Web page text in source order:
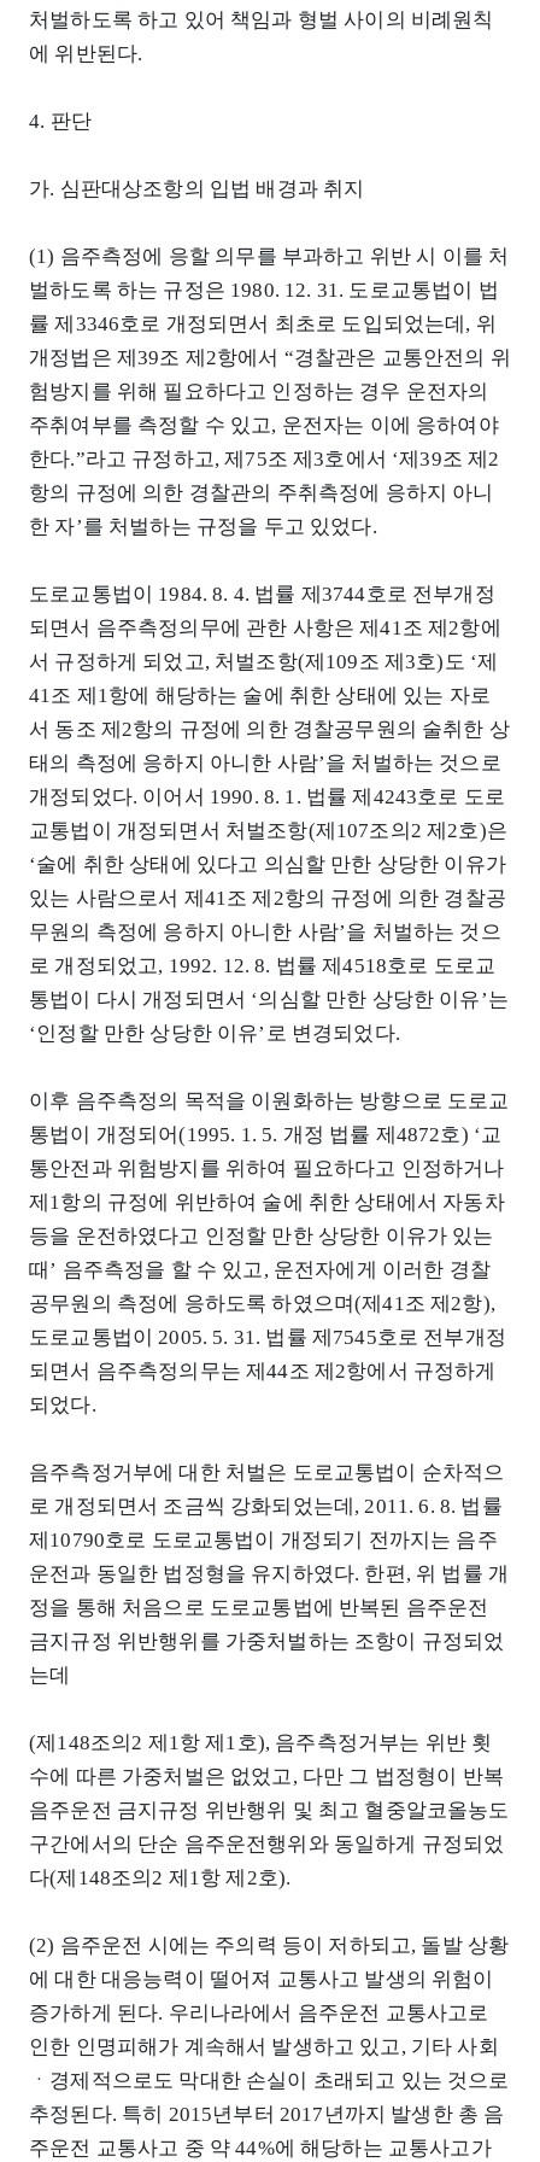
처벌하도록 하고 있어 책임과 형벌 사이의 비례원칙
에 위반된다.
4. 판단
가. 심판대상조항의 입법 배경과 취지
(1) 음주측정에 응할 의무를 부과하고 위반 시 이를 처
벌하도록 하는 규정은 1980. 12. 31. 도로교통법이 법
률 제3346호로 개정되면서 최초로 도입되었는데, 위
개정법은 제39조 제2항에서 “경찰관은 교통안전의 위
험방지를 위해 필요하다고 인정하는 경우 운전자의
주취여부를 측정할 수 있고, 운전자는 이에 응하여야
한다.”라고 규정하고, 제75조 제3호에서 ‘제39조 제2
항의 규정에 의한 경찰관의 주취측정에 응하지 아니
한 자’를 처벌하는 규정을 두고 있었다.
도로교통법이 1984. 8. 4. 법률 제3744호로 전부개정
되면서 음주측정의무에 관한 사항은 제41조 제2항에
서 규정하게 되었고, 처벌조항(제109조 제3호)도 ‘제
41조 제1항에 해당하는 술에 취한 상태에 있는 자로
서 동조 제2항의 규정에 의한 경찰공무원의 술취한 상
태의 측정에 응하지 아니한 사람’을 처벌하는 것으로
개정되었다. 이어서 1990. 8. 1. 법률 제4243호로 도로
교통법이 개정되면서 처벌조항(제107조의2 제2호)은
‘술에 취한 상태에 있다고 의심할 만한 상당한 이유가
있는 사람으로서 제41조 제2항의 규정에 의한 경찰공
무원의 측정에 응하지 아니한 사람’을 처벌하는 것으
로 개정되었고, 1992. 12. 8. 법률 제4518호로 도로교
통법이 다시 개정되면서 ‘의심할 만한 상당한 이유’는
‘인정할 만한 상당한 이유’로 변경되었다.
이후 음주측정의 목적을 이원화하는 방향으로 도로교
통법이 개정되어(1995. 1. 5. 개정 법률 제4872호) ‘교
통안전과 위험방지를 위하여 필요하다고 인정하거나
제1항의 규정에 위반하여 술에 취한 상태에서 자동차
등을 운전하였다고 인정할 만한 상당한 이유가 있는
때’ 음주측정을 할 수 있고, 운전자에게 이러한 경찰
공무원의 측정에 응하도록 하였으며(제41조 제2항),
도로교통법이 2005. 5. 31. 법률 제7545호로 전부개정
되면서 음주측정의무는 제44조 제2항에서 규정하게
되었다.
음주측정거부에 대한 처벌은 도로교통법이 순차적으
로 개정되면서 조금씩 강화되었는데, 2011. 6. 8. 법률
제10790호로 도로교통법이 개정되기 전까지는 음주
운전과 동일한 법정형을 유지하였다. 한편, 위 법률 개
정을 통해 처음으로 도로교통법에 반복된 음주운전
금지규정 위반행위를 가중처벌하는 조항이 규정되었
는데
(제148조의2 제1항 제1호), 음주측정거부는 위반 횟
수에 따른 가중처벌은 없었고, 다만 그 법정형이 반복
음주운전 금지규정 위반행위 및 최고 혈중알코올농도
구간에서의 단순 음주운전행위와 동일하게 규정되었
다(제148조의2 제1항 제2호).
(2) 음주운전 시에는 주의력 등이 저하되고, 돌발 상황
에 대한 대응능력이 떨어져 교통사고 발생의 위험이
증가하게 된다. 우리나라에서 음주운전 교통사고로
인한 인명피해가 계속해서 발생하고 있고, 기타 사회
ㆍ경제적으로도 막대한 손실이 초래되고 있는 것으로
추정된다. 특히 2015년부터 2017년까지 발생한 총 음
주운전 교통사고 중 약 44%에 해당하는 교통사고가